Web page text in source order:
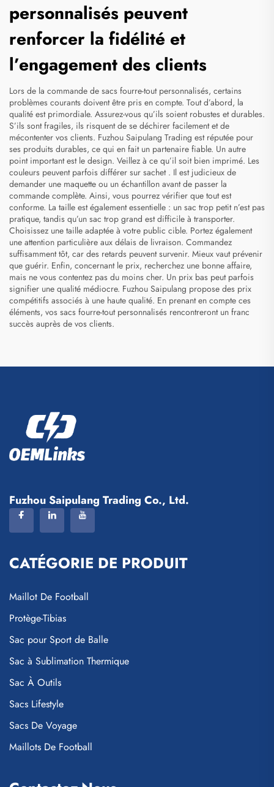
personnalisés peuvent
renforcer la fidélité et
l’engagement des clients
Lors de la commande de sacs fourre-tout personnalisés, certains
problèmes courants doivent être pris en compte. Tout d’abord, la
qualité est primordiale. Assurez-vous qu’ils soient robustes et durables.
S’ils sont fragiles, ils risquent de se déchirer facilement et de
mécontenter vos clients. Fuzhou Saipulang Trading est réputée pour
ses produits durables, ce qui en fait un partenaire fiable. Un autre
point important est le design. Veillez à ce qu’il soit bien imprimé. Les
couleurs peuvent parfois différer sur sachet . Il est judicieux de
demander une maquette ou un échantillon avant de passer la
commande complète. Ainsi, vous pourrez vérifier que tout est
conforme. La taille est également essentielle : un sac trop petit n’est pas
pratique, tandis qu’un sac trop grand est difficile à transporter.
Choisissez une taille adaptée à votre public cible. Portez également
une attention particulière aux délais de livraison. Commandez
suffisamment tôt, car des retards peuvent survenir. Mieux vaut prévenir
que guérir. Enfin, concernant le prix, recherchez une bonne affaire,
mais ne vous contentez pas du moins cher. Un prix bas peut parfois
signifier une qualité médiocre. Fuzhou Saipulang propose des prix
compétitifs associés à une haute qualité. En prenant en compte ces
éléments, vos sacs fourre-tout personnalisés rencontreront un franc
succès auprès de vos clients.
Fuzhou Saipulang Trading Co., Ltd.
CATÉGORIE DE PRODUIT
Maillot De Football
Protège-Tibias
Sac pour Sport de Balle
Sac à Sublimation Thermique
Sac À Outils
Sacs Lifestyle
Sacs De Voyage
Maillots De Football